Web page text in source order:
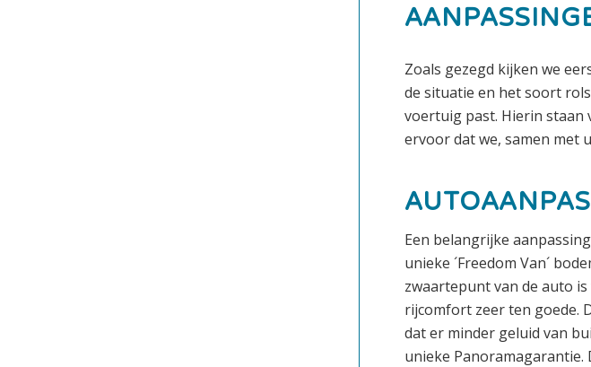
Zoals gezegd kijken we
de situatie en het soort
voertuig past. Hierin
ervoor dat we, samen met
Een belangrijke
unieke ´Freedom Van´
zwaartepunt van de auto
rijcomfort zeer ten goede.
dat er minder geluid van
unieke